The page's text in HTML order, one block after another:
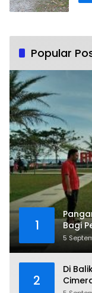
Popular
1
Bagi
5
2
Di